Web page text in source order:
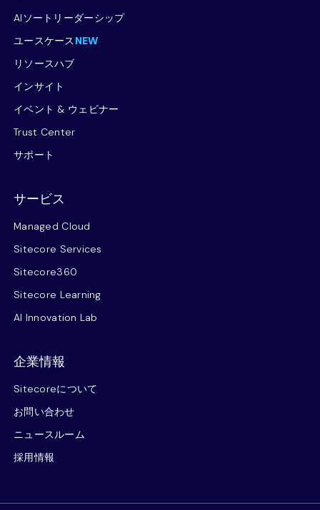
AIソートリーダーシップ
ユースケース NEW
リソースハブ
インサイト
イベント & ウェビナー
Trust Center
サポート
サービス
Managed Cloud
Sitecore Services
Sitecore360
Sitecore Learning
AI Innovation Lab
企業情報
Sitecoreについて
お問い合わせ
ニュースルーム
採用情報